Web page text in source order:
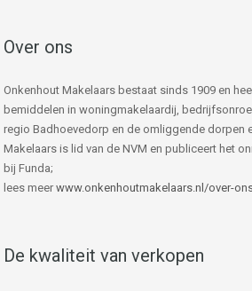
Over ons
Onkenhout Makelaars bestaat sinds 1909 en
bemiddelen in woningmakelaardij,
regio Badhoevedorp en de omliggende dorpen
Makelaars is lid van de NVM en publiceert het
bij Funda;
lees meer www.onkenhoutmakelaars.nl/over-
De kwaliteit van verkopen